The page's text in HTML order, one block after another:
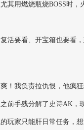
其用燃烧瓶烧BOSS时，
活要看、开宝箱也要看
！我负责拉仇恨，他疯
前手残分解了史诗AK，
玩家只能肝日常任务，